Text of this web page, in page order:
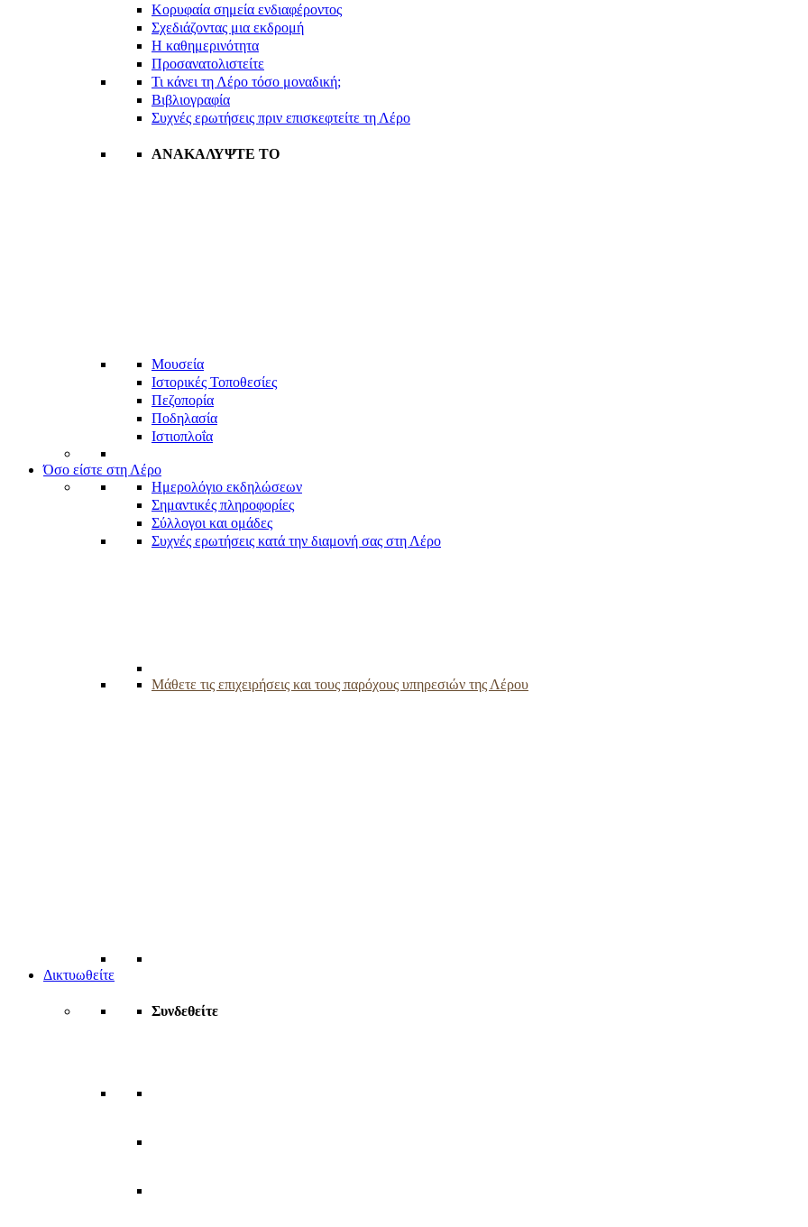
Κορυφαία σημεία ενδιαφέροντος
Σχεδιάζοντας μια εκδρομή
Η καθημερινότητα
Προσανατολιστείτε
Τι κάνει τη Λέρο τόσο μοναδική;
Βιβλιογραφία
Συχνές ερωτήσεις πριν επισκεφτείτε τη Λέρο
ΑΝΑΚΑΛΥΨΤΕ ΤΟ
Μουσεία
Ιστορικές Τοποθεσίες
Πεζοπορία
Ποδηλασία
Ιστιοπλοΐα
Όσο είστε στη Λέρο
Ημερολόγιο εκδηλώσεων
Σημαντικές πληροφορίες
Σύλλογοι και ομάδες
Συχνές ερωτήσεις κατά την διαμονή σας στη Λέρο
Μάθετε τις επιχειρήσεις και τους παρόχους υπηρεσιών της Λέρου
Δικτυωθείτε
Συνδεθείτε